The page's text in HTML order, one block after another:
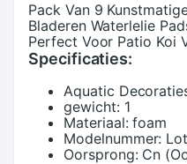
Pack Van 9
Bladeren Waterlelie
Perfect Voor Patio Koi
Specificaties:
Aquatic
gewicht: 1
Materiaal: foam
Modelnummer:
Oorsprong: Cn